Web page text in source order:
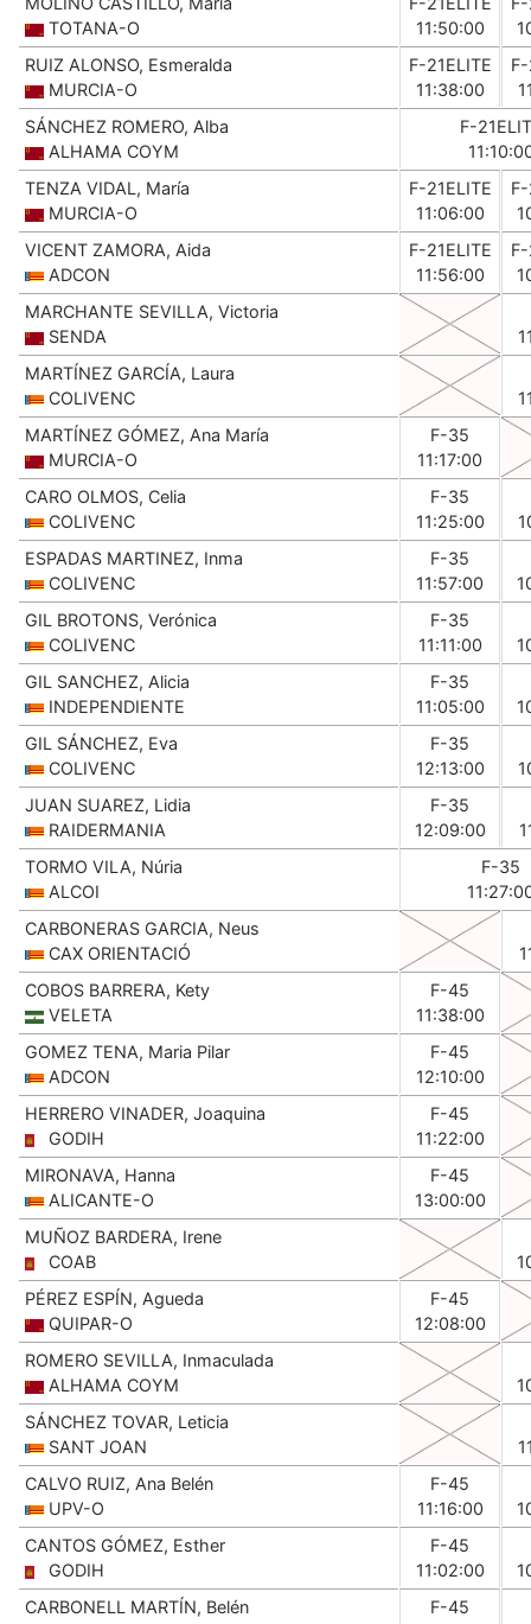
TOTANA-O
11:50:00
RUIZ ALONSO, Esmeralda
MURCIA-O
F-21ELITE
11:38:00
SÁNCHEZ ROMERO, Alba
ALHAMA COYM
F-
TENZA VIDAL, María
MURCIA-O
F-21ELITE
11:06:00
VICENT ZAMORA, Aida
ADCON
F-21ELITE
11:56:00
MARCHANTE SEVILLA, Victoria
SENDA
MARTÍNEZ GARCÍA, Laura
COLIVENC
MARTÍNEZ GÓMEZ, Ana María
MURCIA-O
F-35
11:17:00
CARO OLMOS, Celia
COLIVENC
F-35
11:25:00
ESPADAS MARTINEZ, Inma
COLIVENC
F-35
11:57:00
GIL BROTONS, Verónica
COLIVENC
F-35
11:11:00
GIL SANCHEZ, Alicia
INDEPENDIENTE
F-35
11:05:00
GIL SÁNCHEZ, Eva
COLIVENC
F-35
12:13:00
JUAN SUAREZ, Lidia
RAIDERMANIA
F-35
12:09:00
TORMO VILA, Núria
ALCOI
F-35
CARBONERAS GARCIA, Neus
CAX ORIENTACIÓ
COBOS BARRERA, Kety
VELETA
F-45
11:38:00
GOMEZ TENA, Maria Pilar
ADCON
F-45
12:10:00
HERRERO VINADER, Joaquina
GODIH
F-45
11:22:00
MIRONAVA, Hanna
ALICANTE-O
F-45
13:00:00
MUÑOZ BARDERA, Irene
COAB
PÉREZ ESPÍN, Agueda
QUIPAR-O
F-45
12:08:00
ROMERO SEVILLA, Inmaculada
ALHAMA COYM
SÁNCHEZ TOVAR, Leticia
SANT JOAN
CALVO RUIZ, Ana Belén
UPV-O
F-45
11:16:00
CANTOS GÓMEZ, Esther
GODIH
F-45
11:02:00
CARBONELL MARTÍN, Belén
F-45